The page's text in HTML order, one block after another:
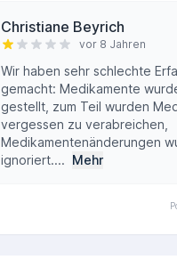
Christiane Beyrich
vor 8 Jahren
Wir haben sehr schlechte
gemacht: Medikamente
gestellt, zum Teil wurden
vergessen zu verabreichen,
Medikamentenänderungen
ignoriert.... Mehr